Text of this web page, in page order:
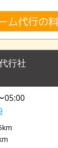
ム代行の
行社
05:00